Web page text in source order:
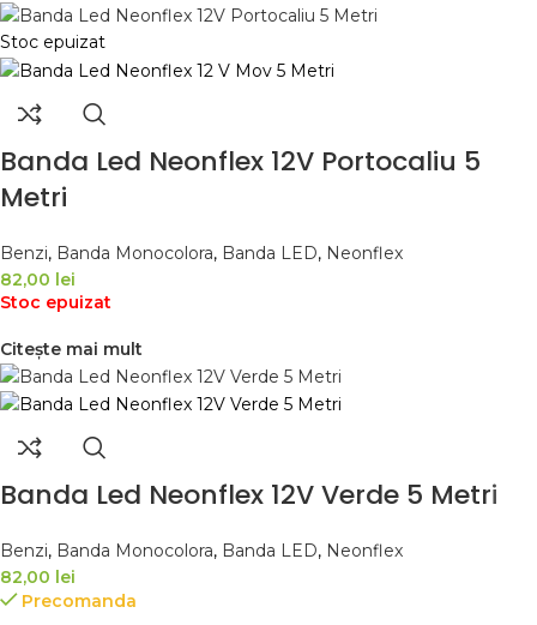
Stoc epuizat
Banda Led Neonflex 12V Portocaliu 5
Metri
Benzi, Banda Monocolora, Banda LED, Neonflex
82,00 lei
Stoc epuizat
Citește mai mult
Banda Led Neonflex 12V Verde 5 Metri
Benzi, Banda Monocolora, Banda LED, Neonflex
82,00 lei
Precomanda